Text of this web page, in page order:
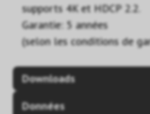
supports 4K et HDCP 2.2.
Garantie: 5 années
(selon les conditions de
Downloads
Données